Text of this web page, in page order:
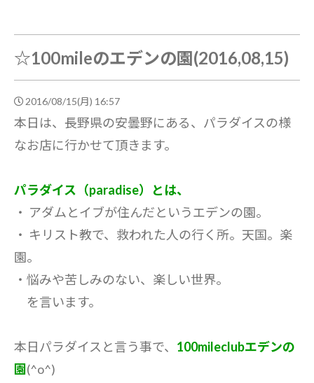
☆100mileのエデンの園(2016,08,15)
2016/08/15(月) 16:57
本日は、長野県の安曇野にある、パラダイスの様
なお店に行かせて頂きます。
パラダイス（paradise）とは、
・ アダムとイブが住んだというエデンの園。
・ キリスト教で、救われた人の行く所。天国。楽
園。
・悩みや苦しみのない、楽しい世界。
を言います。
本日パラダイスと言う事で、 100mileclubエデンの
園 (^o^)